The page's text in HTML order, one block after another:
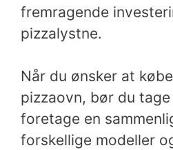
fremragende
pizzalystne.
Når du ønsker at
pizzaovn, bør du
foretage en
forskellige modeller